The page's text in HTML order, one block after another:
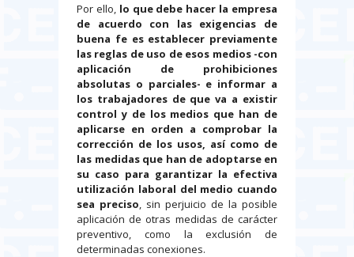
Por ello, lo que debe hacer la empresa
de acuerdo con las exigencias de
buena fe es establecer previamente
las reglas de uso de esos medios -con
aplicación de prohibiciones
absolutas o parciales- e informar a
los trabajadores de que va a existir
control y de los medios que han de
aplicarse en orden a comprobar la
corrección de los usos, así como de
las medidas que han de adoptarse en
su caso para garantizar la efectiva
utilización laboral del medio cuando
sea preciso, sin perjuicio de la posible
aplicación de otras medidas de carácter
preventivo, como la exclusión de
determinadas conexiones.